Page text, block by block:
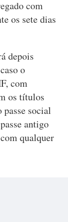
com
os sete dias
depois
o
com
os títulos
social
antigo
qualquer